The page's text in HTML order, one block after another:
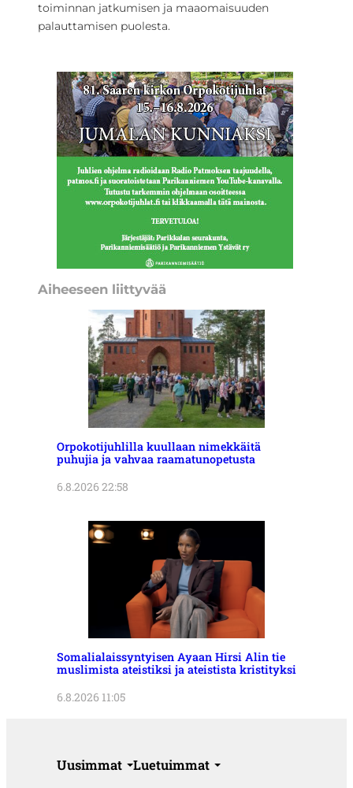
toiminnan jatkumisen ja maaomaisuuden
palauttamisen puolesta.
Aiheeseen liittyvää
Orpokotijuhlilla kuullaan nimekkäitä
puhujia ja vahvaa raamatunopetusta
6.8.2026 22:58
Somalialaissyntyisen Ayaan Hirsi Alin tie
muslimista ateistiksi ja ateistista kristityksi
6.8.2026 11:05
Uusimmat Luetuimmat